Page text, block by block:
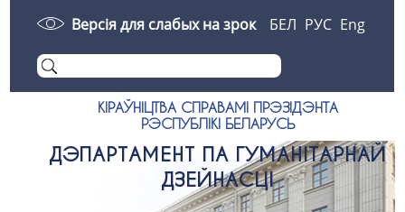
Версія для слабых на зрок БЕЛ РУС Eng
КІРАЎНІЦТВА СПРАВАМІ ПРЭЗІДЭНТА
РЭСПУБЛІКІ БЕЛАРУСЬ
ДЭПАРТАМЕНТ ПА ГУМАНІТАРНАЙ
ДЗЕЙНАСЦІ